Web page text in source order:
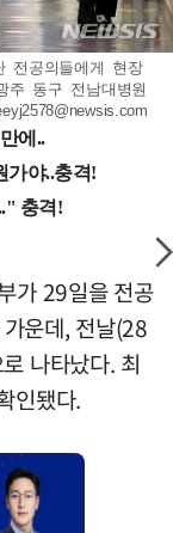
전공의들에게 현장
주 동구 전남대병원
가 29일을 전공
운데, 전날(28
나타났다. 최
인됐다.